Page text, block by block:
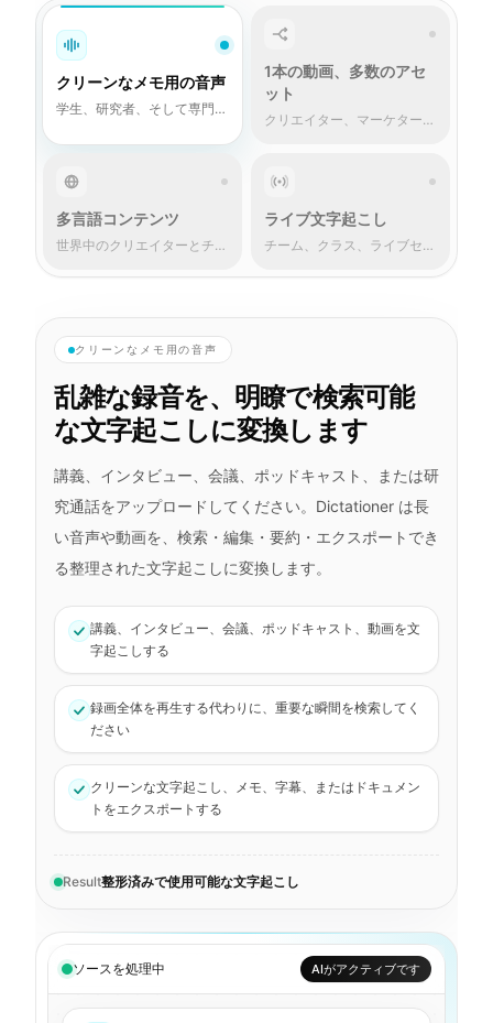
クリーンなメモ用の音声
学生、研究者、そして専門家
1本の動画、多数のアセ
ット
クリエイター、マーケター、
多言語コンテンツ
世界中のクリエイターとチー
ライブ文字起こし
チーム、クラス、ライブセッ
クリーンなメモ用の音声
乱雑な録音を、明瞭で検索可能
な文字起こしに変換します
講義、インタビュー、会議、ポッドキャスト、または研
究通話をアップロードしてください。Dictationer は長
い音声や動画を、検索・編集・要約・エクスポートでき
る整理された文字起こしに変換します。
講義、インタビュー、会議、ポッドキャスト、動画を文
字起こしする
録画全体を再生する代わりに、重要な瞬間を検索してく
ださい
クリーンな文字起こし、メモ、字幕、またはドキュメン
トをエクスポートする
Result整形済みで使用可能な文字起こし
ソースを処理中 完了しました